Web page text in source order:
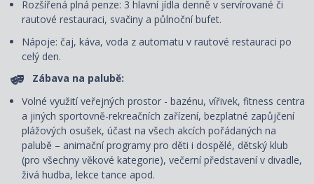
Rozšířená plná penze: 3 hlavní jídla denně v servírované či
rautové restauraci, svačiny a půlnoční bufet.
Nápoje: čaj, káva, voda z automatu v rautové restauraci po
celý den.
Zábava na palubě:
Volné využití veřejných prostor - bazénu, vířivek, fitness centra
a jiných sportovně-rekreačních zařízení, bezplatné zapůjčení
plážových osušek, účast na všech akcích pořádaných na
palubě – animační programy pro děti i dospělé, dětský klub
(pro všechny věkové kategorie), večerní představení v divadle,
živá hudba, lekce tance apod.